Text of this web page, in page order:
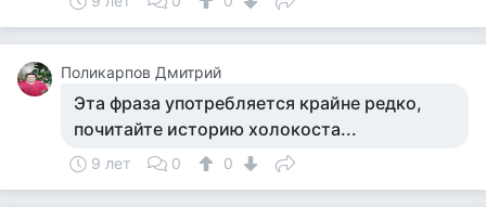
Поликарпов Дмитрий
Эта фраза употребляется крайне редко,
почитайте историю холокоста...
9 лет 0 0